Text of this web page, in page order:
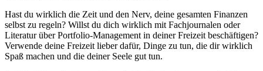
Hast du wirklich die Zeit und den Nerv, deine gesamten Finanzen
selbst zu regeln? Willst du dich wirklich mit Fachjournalen oder
Literatur über Portfolio-Management in deiner Freizeit beschäftigen?
Verwende deine Freizeit lieber dafür, Dinge zu tun, die dir wirklich
Spaß machen und die deiner Seele gut tun.